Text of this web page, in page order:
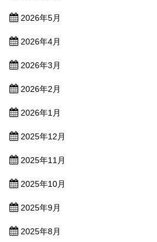
2026年5月
2026年4月
2026年3月
2026年2月
2026年1月
2025年12月
2025年11月
2025年10月
2025年9月
2025年8月